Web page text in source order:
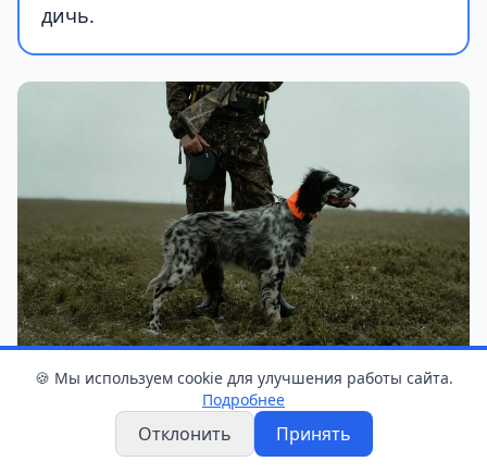
дичь.
Фото: pexels.com
🍪 Мы используем cookie для улучшения работы сайта.
Подробнее
Отклонить Принять